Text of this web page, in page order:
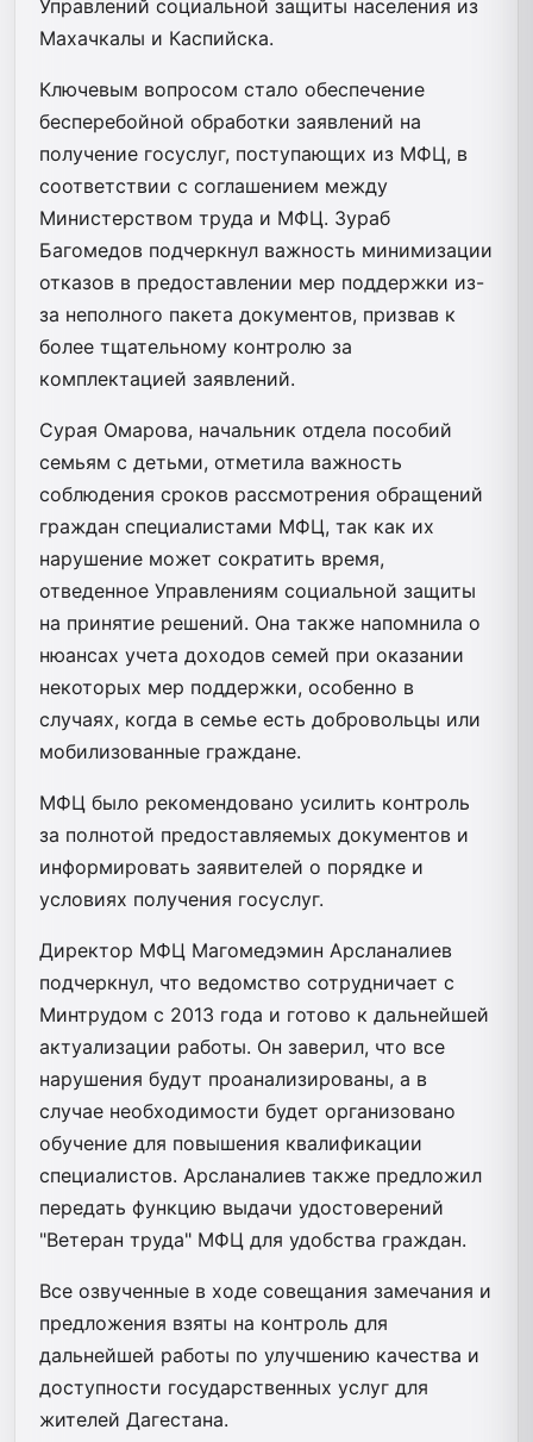
Управлений социальной защиты населения из
Махачкалы и Каспийска.
Ключевым вопросом стало обеспечение
бесперебойной обработки заявлений на
получение госуслуг, поступающих из МФЦ, в
соответствии с соглашением между
Министерством труда и МФЦ. Зураб
Багомедов подчеркнул важность минимизации
отказов в предоставлении мер поддержки из-
за неполного пакета документов, призвав к
более тщательному контролю за
комплектацией заявлений.
Сурая Омарова, начальник отдела пособий
семьям с детьми, отметила важность
соблюдения сроков рассмотрения обращений
граждан специалистами МФЦ, так как их
нарушение может сократить время,
отведенное Управлениям социальной защиты
на принятие решений. Она также напомнила о
нюансах учета доходов семей при оказании
некоторых мер поддержки, особенно в
случаях, когда в семье есть добровольцы или
мобилизованные граждане.
МФЦ было рекомендовано усилить контроль
за полнотой предоставляемых документов и
информировать заявителей о порядке и
условиях получения госуслуг.
Директор МФЦ Магомедэмин Арсланалиев
подчеркнул, что ведомство сотрудничает с
Минтрудом с 2013 года и готово к дальнейшей
актуализации работы. Он заверил, что все
нарушения будут проанализированы, а в
случае необходимости будет организовано
обучение для повышения квалификации
специалистов. Арсланалиев также предложил
передать функцию выдачи удостоверений
"Ветеран труда" МФЦ для удобства граждан.
Все озвученные в ходе совещания замечания и
предложения взяты на контроль для
дальнейшей работы по улучшению качества и
доступности государственных услуг для
жителей Дагестана.